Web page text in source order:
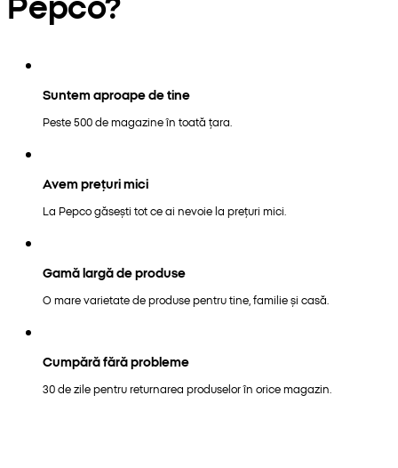
Suntem aproape de tine
Peste 500 de magazine în toată țara.
Avem prețuri mici
La Pepco găsești tot ce ai nevoie la prețuri mici.
Gamă largă de produse
O mare varietate de produse pentru tine, familie și casă.
Cumpără fără probleme
30 de zile pentru returnarea produselor în orice magazin.